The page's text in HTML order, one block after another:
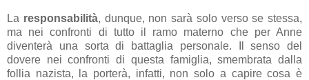
La responsabilità, dunque, non sarà solo verso se stessa,
ma nei confronti di tutto il ramo materno che per Anne
diventerà una sorta di battaglia personale. Il senso del
dovere nei confronti di questa famiglia, smembrata dalla
follia nazista, la porterà, infatti, non solo a capire cosa è